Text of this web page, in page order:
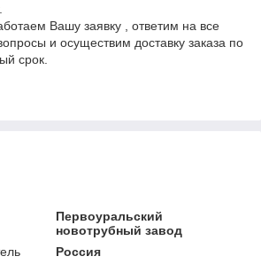
Вашу заявку , ответим на все
и осуществим доставку заказа по
срок.
Первоуральский
новотрубный завод
Россия